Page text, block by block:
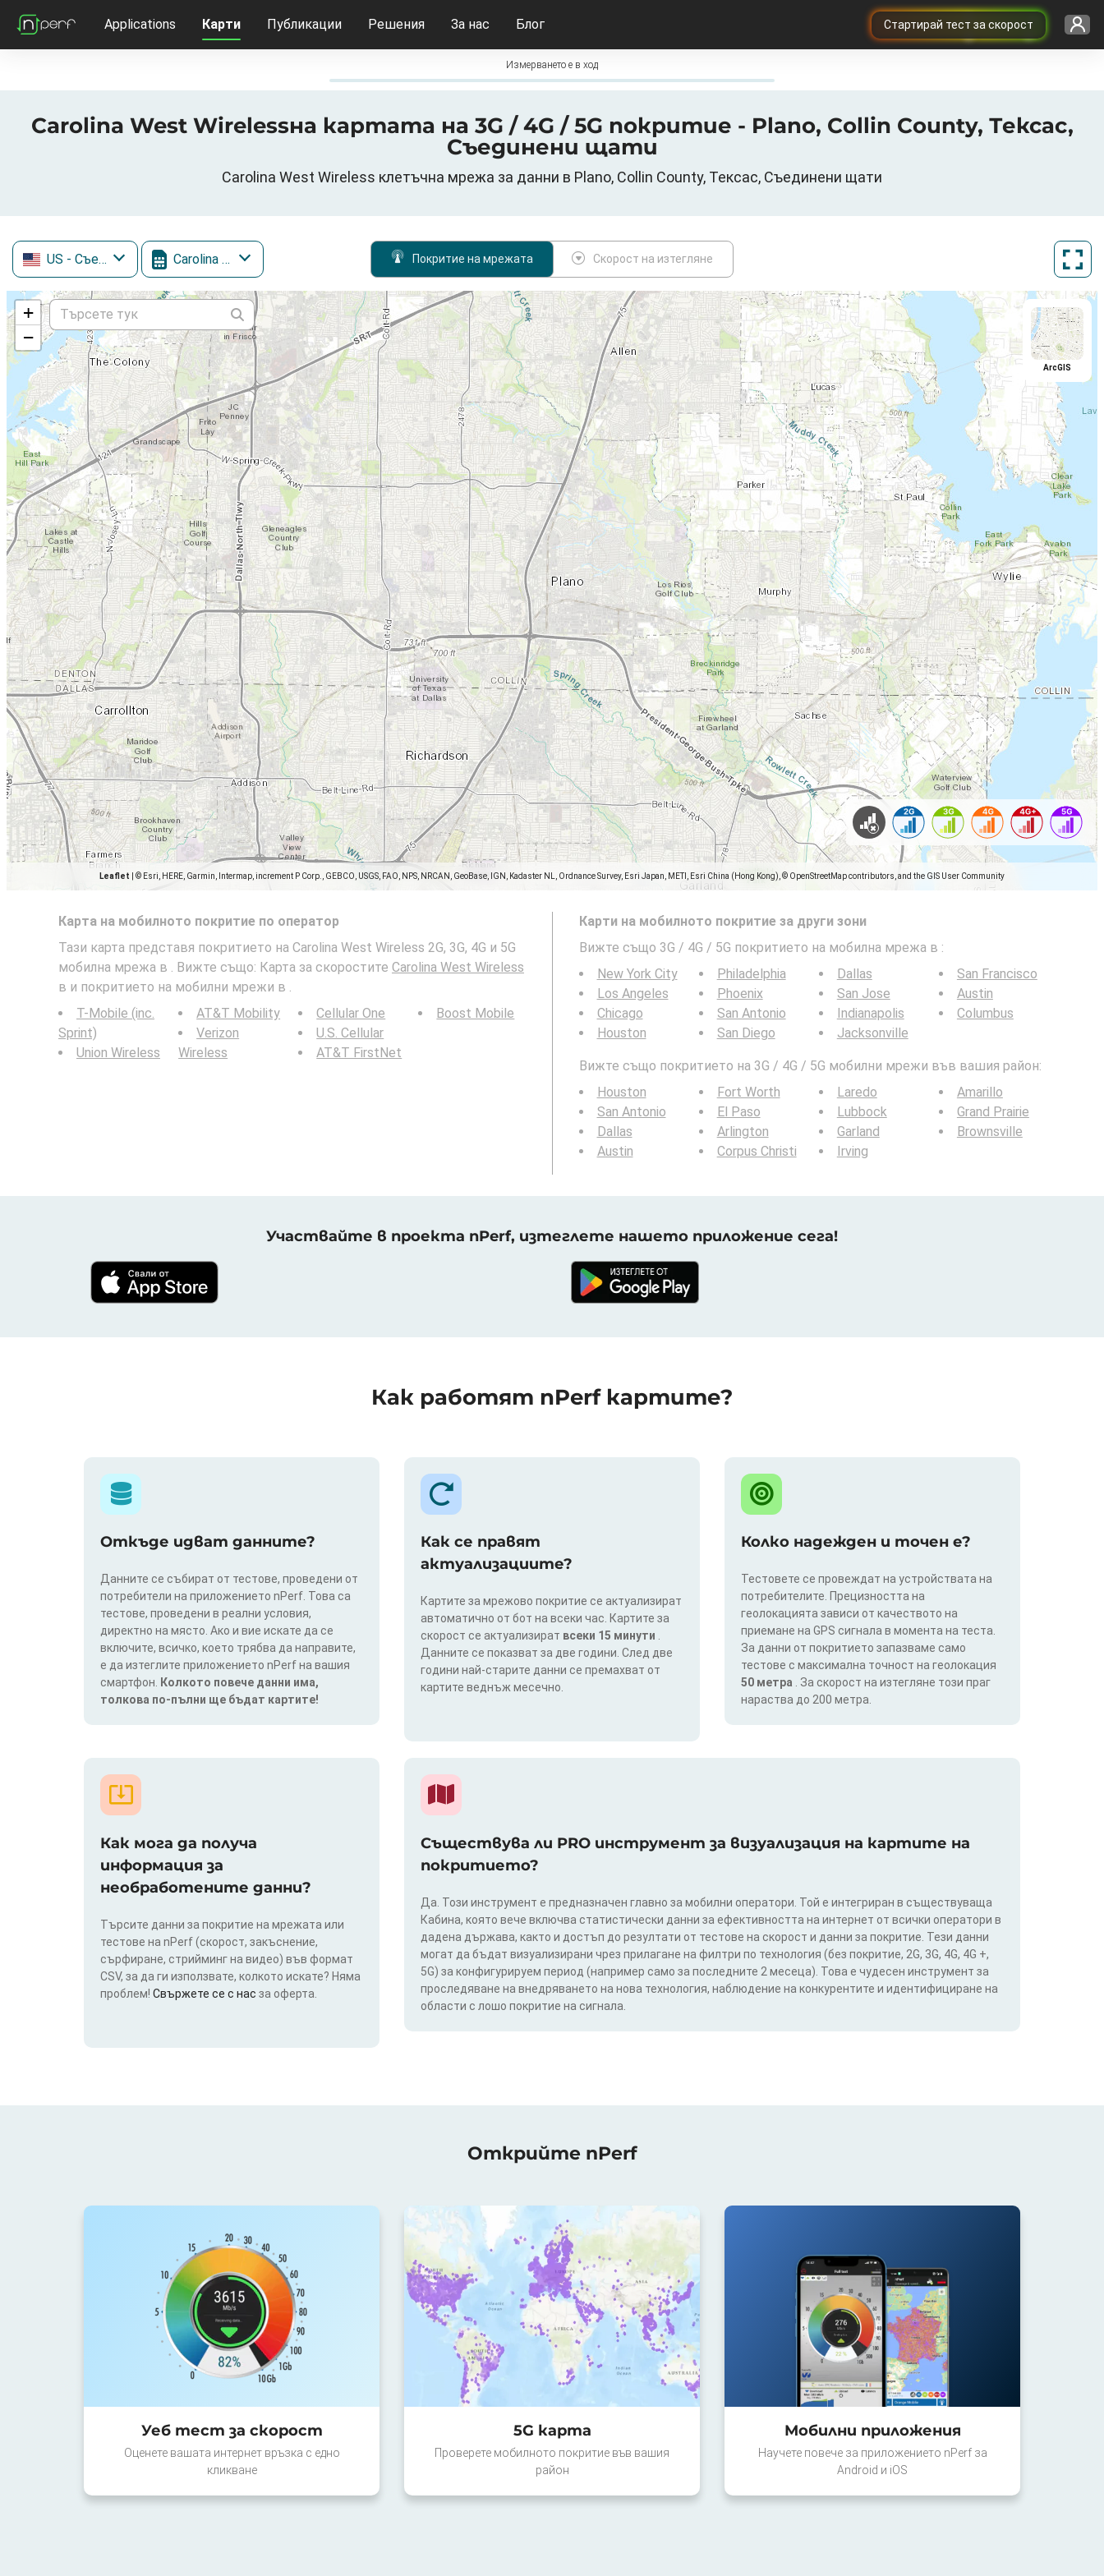
Cтартирай тест за скорост
Applications Карти Публикации Решения За нас Блог
Измерването е в ход
Carolina West Wirelessна картата на 3G / 4G / 5G покритие - Plano, Collin County, Тексас,
Съединени щати
Carolina West Wireless клетъчна мрежа за данни в Plano, Collin County, Тексас, Съединени щати
US - Съединени щати Carolina West Wireless Покритие на мрежата Скорост на изтегляне
+
−
Leaflet © Esri, HERE, Garmin, Intermap, increment P Corp., GEBCO, USGS, FAO, NPS, NRCAN, GeoBase, IGN, Kadaster NL, Ordnance Survey, Esri Japan, METI, Esri China (Hong Kong), © OpenStreetMap contributors, and the GIS User Community
ArcGIS
Карта на мобилното покритие по оператор
Тази карта представя покритието на Carolina West Wireless 2G, 3G, 4G и 5G
мобилна мрежа в . Вижте също: Карта за скоростите Carolina West Wireless
в и покритието на мобилни мрежи в .
T-Mobile (inc.
Sprint)
Union Wireless
AT&T Mobility
Verizon
Wireless
Cellular One
U.S. Cellular
AT&T FirstNet
Boost Mobile
Карти на мобилното покритие за други зони
Вижте също 3G / 4G / 5G покритието на мобилна мрежа в :
New York City
Los Angeles
Chicago
Houston
Philadelphia
Phoenix
San Antonio
San Diego
Dallas
San Jose
Indianapolis
Jacksonville
San Francisco
Austin
Columbus
Вижте също покритието на 3G / 4G / 5G мобилни мрежи във вашия район:
Houston
San Antonio
Dallas
Austin
Fort Worth
El Paso
Arlington
Corpus Christi
Laredo
Lubbock
Garland
Irving
Amarillo
Grand Prairie
Brownsville
Участвайте в проекта nPerf, изтеглете нашето приложение сега!
Как работят nPerf картите?
Откъде идват данните?
Данните се събират от тестове, проведени от
потребители на приложението nPerf. Това са
тестове, проведени в реални условия,
директно на място. Ако и вие искате да се
включите, всичко, което трябва да направите,
е да изтеглите приложението nPerf на вашия
смартфон.
Колкото повече данни има,
толкова по-пълни ще бъдат картите!
Как се правят
актуализациите?
Картите за мрежово покритие се актуализират
автоматично от бот на всеки час. Картите за
скорост се актуализират всеки 15 минути
Данните се показват за две години. След две
години най-старите данни се премахват от
картите веднъж месечно.
Колко надежден и точен е?
Тестовете се провеждат на устройствата на
потребителите. Прецизността на
геолокацията зависи от качеството на
приемане на GPS сигнала в момента на теста.
За данни от покритието запазваме само
тестове с максимална точност на геолокация
50 метра
. За скорост на изтегляне този праг
нараства до 200 метра.
Как мога да получа
информация за
необработените данни?
Търсите данни за покритие на мрежата или
тестове на nPerf (скорост, закъснение,
сърфиране, стрийминг на видео) във формат
CSV, за да ги използвате, колкото искате? Няма
проблем! Свържете се с нас за оферта.
Съществува ли PRO инструмент за визуализация на картите на
покритието?
Да. Този инструмент е предназначен главно за мобилни оператори. Той е интегриран в съществуваща
Кабина, която вече включва статистически данни за ефективността на интернет от всички оператори в
дадена държава, както и достъп до резултати от тестове на скорост и данни за покритие. Тези данни
могат да бъдат визуализирани чрез прилагане на филтри по технология (без покритие, 2G, 3G, 4G, 4G +,
5G) за конфигурируем период (например само за последните 2 месеца). Това е чудесен инструмент за
проследяване на внедряването на нова технология, наблюдение на конкурентите и идентифициране на
области с лошо покритие на сигнала.
Открийте nPerf
Уеб тест за скорост
Оценете вашата интернет връзка с едно
кликване
5G карта
Проверете мобилното покритие във вашия
район
Мобилни приложения
Научете повече за приложението nPerf за
Android и iOS